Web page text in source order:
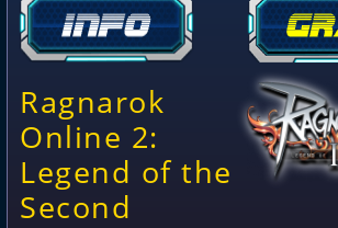
Ragnarok
Online 2:
Legend of the
Second